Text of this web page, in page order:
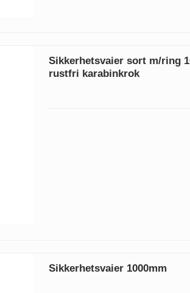
Sikkerhetsvaier sort m/ring
rustfri karabinkrok
Sikkerhetsvaier 1000mm